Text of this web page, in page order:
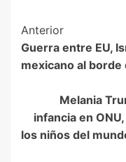
Post
Anterior
Guerra entre EU,
mexicano al
Melania
infancia en
los niños del